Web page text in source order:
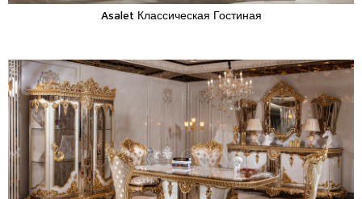
Asalet Классическая Гостиная